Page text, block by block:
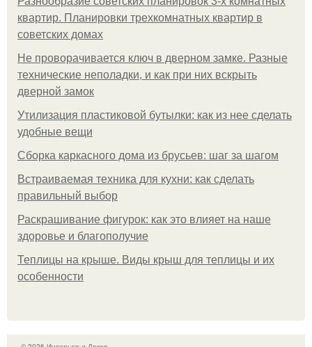
квартир. Планировки трехкомнатных квартир в
советских домах
Не проворачивается ключ в дверном замке. Разные
технические неполадки, и как при них вскрыть
дверной замок
Утилизация пластиковой бутылки: как из нее сделать
удобные вещи
Сборка каркасного дома из брусьев: шаг за шагом
Встраиваемая техника для кухни: как сделать
правильный выбор
Раскрашивание фигурок: как это влияет на наше
здоровье и благополучие
Теплицы на крыше. Виды крыш для теплицы и их
особенности